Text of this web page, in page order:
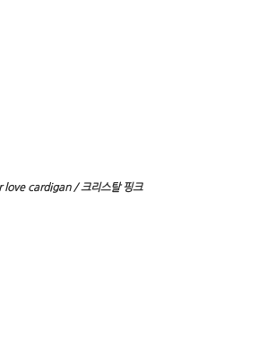
love cardigan / 크리스탈 핑크